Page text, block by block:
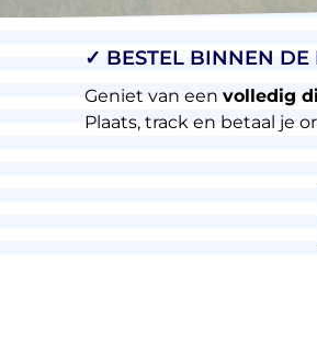
✓ BESTEL BINNEN DE
Geniet van eenvolledig
Plaats, track en betaal je